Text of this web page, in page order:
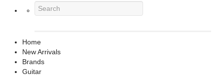
Home
New Arrivals
Brands
Guitar